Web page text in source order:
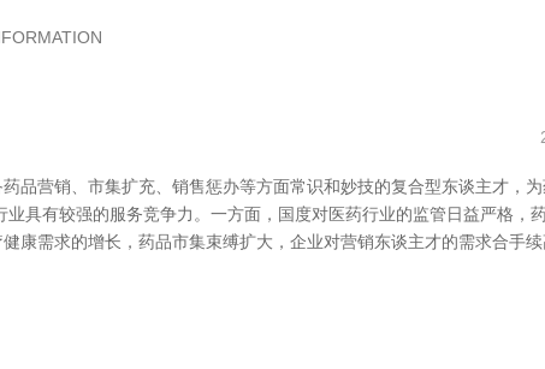
营销、市集扩充、销售惩办等方面常识和妙技的复合型东谈主才，为
具有较强的服务竞争力。一方面，国度对医药行业的监管日益严格，
康需求的增长，药品市集束缚扩大，企业对营销东谈主才的需求合手